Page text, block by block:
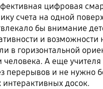
цифровая
счета на одной
бы внимание
и
в горизонтальной
человека. А еще
перерывов и не нужно
досок.